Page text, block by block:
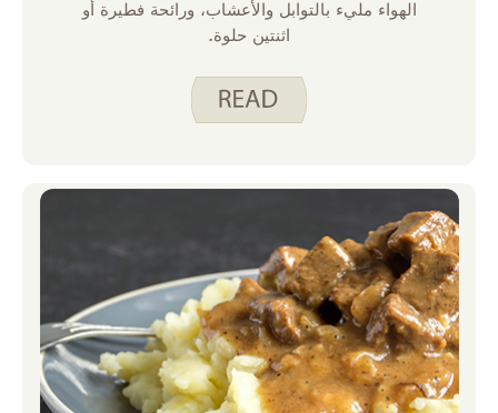
الهواء مليء بالتوابل والأعشاب، ورائحة فطيرة أو
اثنتين حلوة.